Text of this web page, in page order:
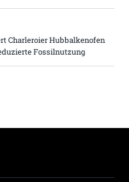
Charleroier Hubbalkenofen
Fossilnutzung